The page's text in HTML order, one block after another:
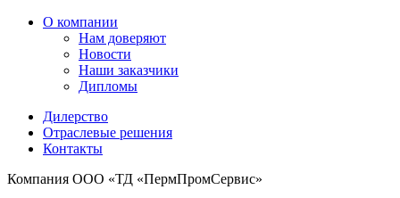
О компании
Нам доверяют
Новости
Наши заказчики
Дипломы
Дилерство
Отраслевые решения
Контакты
Компания ООО «ТД «ПермПромСервис»